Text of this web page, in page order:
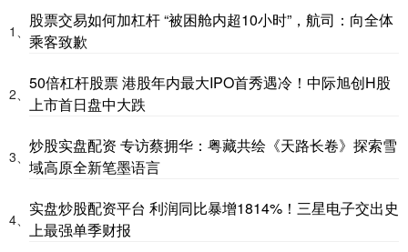
1、
股票交易如何加杠杆 “被困舱内超10小时”，航司：向全体
乘客致歉
2、
50倍杠杆股票 港股年内最大IPO首秀遇冷！中际旭创H股
上市首日盘中大跌
3、
炒股实盘配资 专访蔡拥华：粤藏共绘《天路长卷》探索雪
域高原全新笔墨语言
4、
实盘炒股配资平台 利润同比暴增1814%！三星电子交出史
上最强单季财报